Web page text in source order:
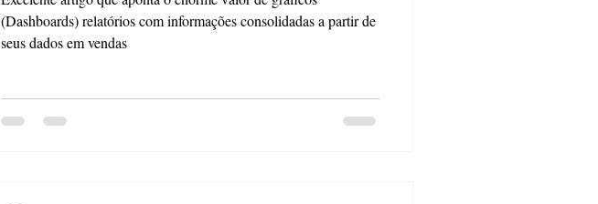
(Dashboards) relatórios com informações consolidadas a partir de
seus dados em vendas